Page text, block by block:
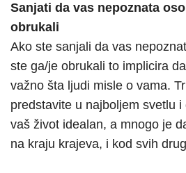
Sanjati da vas nepoznata
obrukali
Ako ste sanjali da vas
ste ga/je obrukali to implicira
važno šta ljudi misle o vama.
predstavite u najboljem svetlu
vaš život idealan, a mnogo je
na kraju krajeva, i kod svih